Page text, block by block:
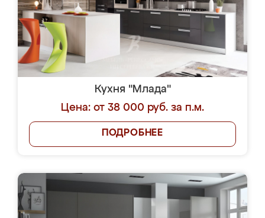
Кухня "Млада"
Цена: от 38 000 руб. за п.м.
ПОДРОБНЕЕ